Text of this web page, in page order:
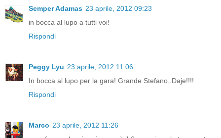
Semper Adamas 23 aprile, 2012 09:23
in bocca al lupo a tutti voi!
Rispondi
Peggy Lyu 23 aprile, 2012 11:06
In bocca al lupo per la gara! Grande Stefano..Daje!!!!
Rispondi
Marco 23 aprile, 2012 11:26